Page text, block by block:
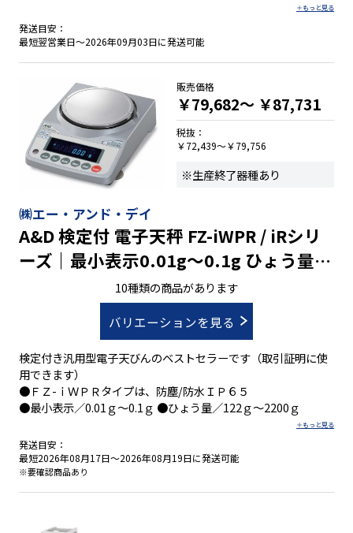
発送目安：
最短翌営業日～2026年09月03日に発送可能
㈱エー・アンド・デイ
A&D 検定付 電子天秤 FZ-iWPR / iRシリ
ーズ｜最小表示0.01g～0.1g ひょう量
122g～2200g10種類の商品があります
バリエーションを見る
検定付き汎用型電子天びんのベストセラーです（取引証明に使
用できます）
●ＦＺ-ｉＷＰＲタイプは、防塵/防水ＩＰ６５
●最小表示／0.01ｇ～0.1ｇ ●ひょう量／122ｇ～2200ｇ
発送目安：
最短2026年08月17日～2026年08月19日に発送可能
※要確認商品あり
販売価格
￥79,682～ ￥87,731
税抜：
￥72,439～￥79,756
※生産終了器種あり